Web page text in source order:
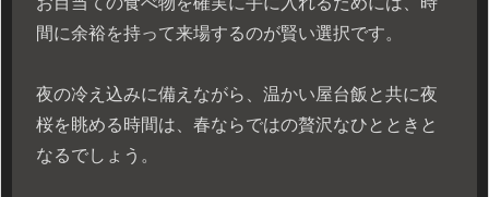
間に余裕を持って来場するのが賢い選択です。
夜の冷え込みに備えながら、温かい屋台飯と共に夜
桜を眺める時間は、春ならではの贅沢なひとときと
なるでしょう。